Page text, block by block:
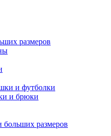
размеров
и футболки
и брюки
размеров